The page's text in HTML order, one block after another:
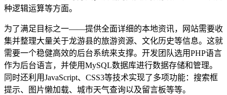
种逻辑运算等方面。
为了满足目标之一——提供全面详细的本地资讯，网站需要收
集并整理大量关于龙游县的旅游资源、文化历史等信息。这就
需要一个稳健高效的后台系统来支撑。开发团队选用PHP语言
作为后台语言，并使用MySQL数据库进行数据存储和管理。
同时还利用JavaScript、CSS3等技术实现了多项功能：搜索框
提示、图片懒加载、城市天气查询以及留言板等等。